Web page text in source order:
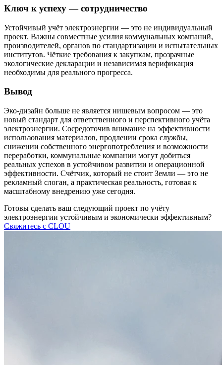
Ключ к успеху — сотрудничество
Устойчивый учёт электроэнергии — это не индивидуальный
проект. Важны совместные усилия коммунальных компаний,
производителей, органов по стандартизации и испытательных
институтов. Чёткие требования к закупкам, прозрачные
экологические декларации и независимая верификация
необходимы для реального прогресса.
Вывод
Эко-дизайн больше не является нишевым вопросом — это
новый стандарт для ответственного и перспективного учёта
электроэнергии. Сосредоточив внимание на эффективности
использования материалов, продлении срока службы,
снижении собственного энергопотребления и возможности
переработки, коммунальные компании могут добиться
реальных успехов в устойчивом развитии и операционной
эффективности. Счётчик, который не стоит Земли — это не
рекламный слоган, а практическая реальность, готовая к
масштабному внедрению уже сегодня.
Готовы сделать ваш следующий проект по учёту
электроэнергии устойчивым и экономически эффективным?
Свяжитесь с CLOU